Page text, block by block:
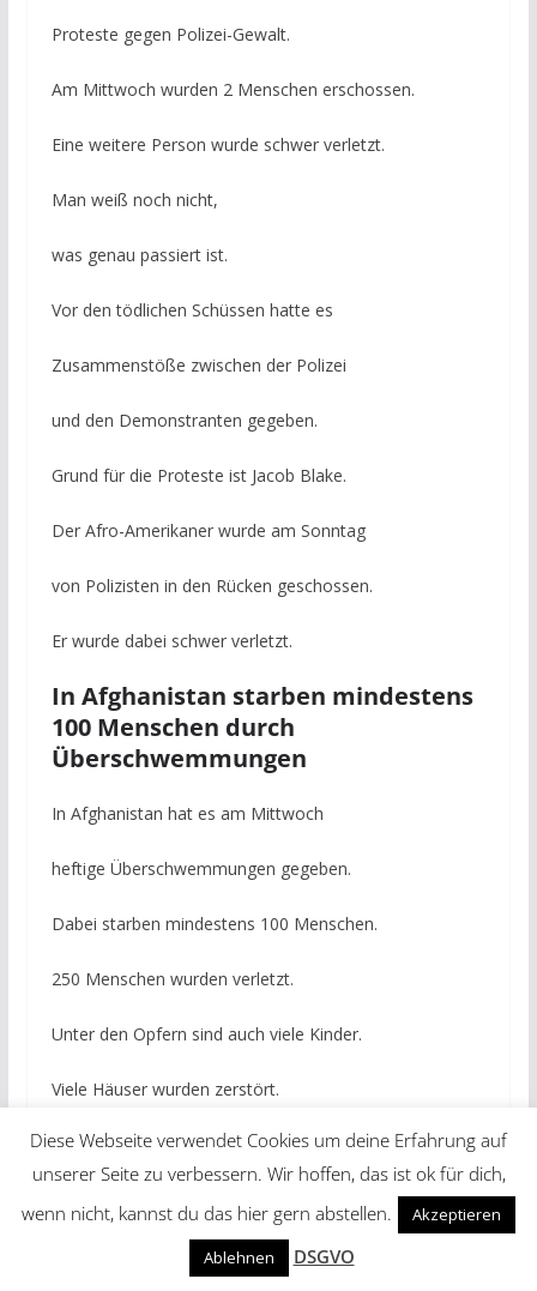
Proteste gegen Polizei-Gewalt.
Am Mittwoch wurden 2 Menschen erschossen.
Eine weitere Person wurde schwer verletzt.
Man weiß noch nicht,
was genau passiert ist.
Vor den tödlichen Schüssen hatte es
Zusammenstöße zwischen der Polizei
und den Demonstranten gegeben.
Grund für die Proteste ist Jacob Blake.
Der Afro-Amerikaner wurde am Sonntag
von Polizisten in den Rücken geschossen.
Er wurde dabei schwer verletzt.
In Afghanistan starben mindestens
100 Menschen durch
Überschwemmungen
In Afghanistan hat es am Mittwoch
heftige Überschwemmungen gegeben.
Dabei starben mindestens 100 Menschen.
250 Menschen wurden verletzt.
Unter den Opfern sind auch viele Kinder.
Viele Häuser wurden zerstört.
Helfer suchen nun in den eingestürzten
Die Hilfs-Möglichkeiten
Diese Webseite verwendet Cookies um deine Erfahrung auf
unserer Seite zu verbessern. Wir hoffen, das ist ok für dich,
wenn nicht, kannst du das hier gern abstellen.
Akzeptieren
Ablehnen
DSGVO